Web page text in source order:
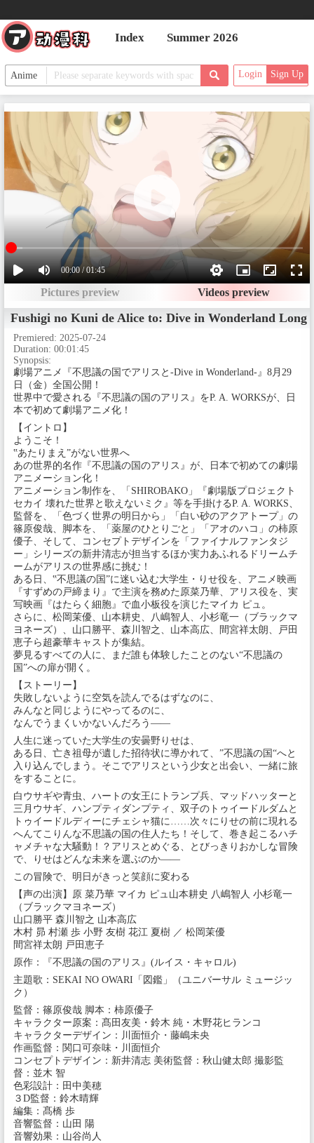
Index Summer 2026
Login Sign Up
00:00 / 01:45
Pictures preview Videos preview
Fushigi no Kuni de Alice to: Dive in Wonderland Long
Premiered: 2025-07-24
Duration: 00:01:45
Synopsis:
劇場アニメ『不思議の国でアリスと-Dive in Wonderland-』8月29
日（金）全国公開！
世界中で愛される『不思議の国のアリス』をP. A. WORKSが、日
本で初めて劇場アニメ化！
【イントロ】
ようこそ！
‟あたりまえ”がない世界へ
あの世界的名作『不思議の国のアリス』が、日本で初めての劇場
アニメーション化！
アニメーション制作を、「SHIROBAKO」『劇場版プロジェクト
セカイ 壊れた世界と歌えないミク』等を手掛けるP. A. WORKS、
監督を、「色づく世界の明日から」「白い砂のアクアトープ」の
篠原俊哉、脚本を、「薬屋のひとりごと」「アオのハコ」の柿原
優子、そして、コンセプトデザインを「ファイナルファンタジ
ー」シリーズの新井清志が担当するほか実力あふれるドリームチ
ームがアリスの世界感に挑む！
ある日、‟不思議の国”に迷い込む大学生・りせ役を、アニメ映画
『すずめの戸締まり』で主演を務めた原菜乃華、アリス役を、実
写映画『はたらく細胞』で血小板役を演じたマイカ ピュ。
さらに、松岡茉優、山本耕史、八嶋智人、小杉竜一（ブラックマ
ヨネーズ）、山口勝平、森川智之、山本高広、間宮祥太朗、戸田
恵子ら超豪華キャストが集結。
夢見るすべての人に、まだ誰も体験したことのない“不思議の
国”への扉が開く。
【ストーリー】
失敗しないように空気を読んでるはずなのに、
みんなと同じようにやってるのに、
なんでうまくいかないんだろう――
人生に迷っていた大学生の安曇野りせは、
ある日、亡き祖母が遺した招待状に導かれて、”不思議の国“へと
入り込んでしまう。そこでアリスという少女と出会い、一緒に旅
をすることに。
白ウサギや青虫、ハートの女王にトランプ兵、マッドハッターと
三月ウサギ、ハンプティダンプティ、双子のトゥイードルダムと
トゥイードルディーにチェシャ猫に……次々にりせの前に現れる
へんてこりんな不思議の国の住人たち！そして、巻き起こるハチ
ャメチャな大騒動！？アリスとめぐる、とびっきりおかしな冒険
で、りせはどんな未来を選ぶのか――
この冒険で、明日がきっと笑顔に変わる
【声の出演】原 菜乃華 マイカ ピュ山本耕史 八嶋智人 小杉竜一
（ブラックマヨネーズ）
山口勝平 森川智之 山本高広
木村 昴 村瀬 歩 小野 友樹 花江 夏樹 ／ 松岡茉優
間宮祥太朗 戸田恵子
原作：『不思議の国のアリス』(ルイス・キャロル)
主題歌：SEKAI NO OWARI「図鑑」（ユニバーサル ミュージッ
ク）
監督：篠原俊哉 脚本：柿原優子
キャラクター原案：髙田友美・鈴木 純・木野花ヒランコ
キャラクターデザイン：川面恒介・藤嶋未央
作画監督：関口可奈味・川面恒介
コンセプトデザイン：新井清志 美術監督：秋山健太郎 撮影監
督：並木 智
色彩設計：田中美穂
３D監督：鈴木晴輝
編集：髙橋 歩
音響監督：山田 陽
音響効果：山谷尚人